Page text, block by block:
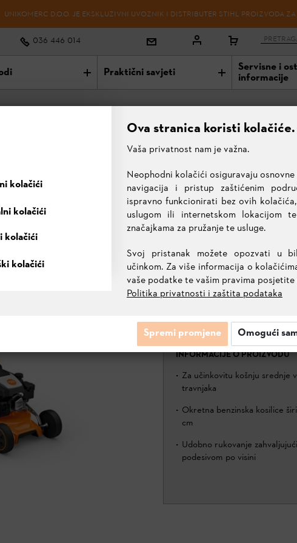
UNIKOMERC D.O.O. JE EKSKLUZIVNI UVOZNIK I DISTRIBUTER STIHL PROIZVODA
036 446 014
Praktični savjeti Servisne i
informacije
RM 248 NOVO
913,00 KM
✔ Besplatna dostava!
ODABRANI PROIZVOD
RM 248
INFORMACIJE O PROIZVODU
Za učinkovitu košnju srednje
travnjaka
Okretna benzinska kosilice
cm
Udobno rukovanje
podesivom po visini
kolačići
kolačići
kolačići
kolačići
Ova stranica koristi kolačiće.
Vaša privatnost nam je važna.
Neophodni kolačići osiguravaju
navigacija i pristup zaštićenim
ispravno funkcionirati bez ovih
uslugom ili internetskom lokacijom
značajkama za pružanje te usluge.
Svoj pristanak možete opozvati u
učinkom. Za više informacija o
vaše podatke te vašim pravima posjetite
Politika privatnosti i zaštita podataka
Spremi promjene Omogući